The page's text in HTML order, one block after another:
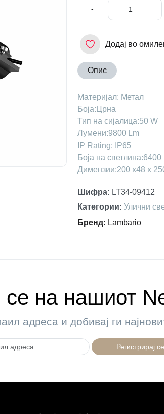
-
Додај во
Опис
Maтеријал: Метал
Боја:Црна
Тип на сијалица:50 W
Лумени:9800 Lm
IP Rating: IP65
Боја на светлина:6400
Димензии:200 x48 х
Шифра: LT34-09412
Категории: Улични
Бренд: Lambario
се на нашиот
адреса и добивај ги
Регистрирај се